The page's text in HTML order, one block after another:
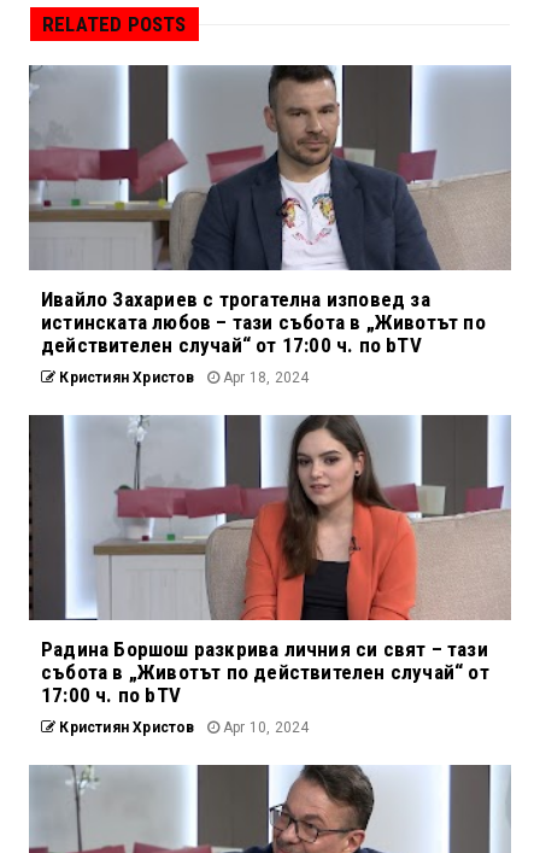
RELATED POSTS
Ивайло Захариев с трогателна изповед за
истинската любов – тази събота в „Животът по
действителен случай“ от 17:00 ч. по bTV
Кристиян Христов Apr 18, 2024
Радина Боршош разкрива личния си свят – тази
събота в „Животът по действителен случай“ от
17:00 ч. по bTV
Кристиян Христов Apr 10, 2024